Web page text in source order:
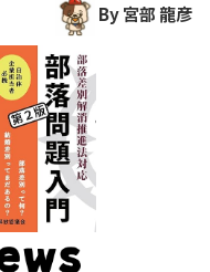
By 宮部 龍彦